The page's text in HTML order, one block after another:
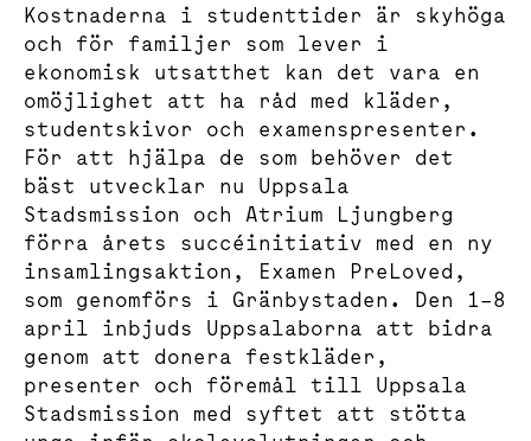
Kostnaderna i studenttider är skyhöga
och för familjer som lever i
ekonomisk utsatthet kan det vara en
omöjlighet att ha råd med kläder,
studentskivor och examenspresenter.
För att hjälpa de som behöver det
bäst utvecklar nu Uppsala
Stadsmission och Atrium Ljungberg
förra årets succéinitiativ med en ny
insamlingsaktion, Examen PreLoved,
som genomförs i Gränbystaden. Den 1–8
april inbjuds Uppsalaborna att bidra
genom att donera festkläder,
presenter och föremål till Uppsala
Stadsmission med syftet att stötta